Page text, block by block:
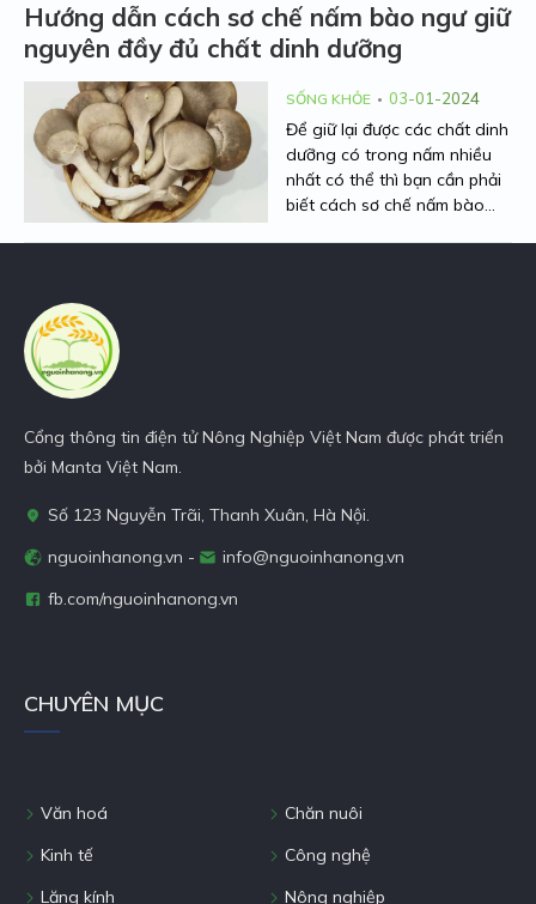
đưa ra những thông tin về
đặc điểm, hình dạng và giá
trị dinh dưỡng của hai loại
nấm bào ngư này dưới bài
viết dưới đây.
Hướng dẫn cách sơ chế nấm bào ngư giữ
nguyên đầy đủ chất dinh dưỡng
SỐNG KHỎE 03-01-2024
Để giữ lại được các chất dinh
dưỡng có trong nấm nhiều
nhất có thể thì bạn cần phải
biết cách sơ chế nấm bào
Cổng thông tin điện tử Nông Nghiệp Việt Nam được phát triển
bởi Manta Việt Nam.
Số 123 Nguyễn Trãi, Thanh Xuân, Hà Nội.
nguoinhanong.vn -
info@nguoinhanong.vn
fb.com/nguoinhanong.vn
CHUYÊN MỤC
Văn hoá
Chăn nuôi
Kinh tế
Công nghệ
Lăng kính
Nông nghiệp